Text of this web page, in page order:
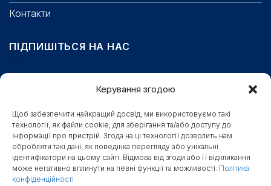
Керування згодою
Щоб забезпечити найкращий досвід, ми використовуємо такі
технології, як файли cookie, для зберігання та/або доступу до
інформації про пристрій. Згода на ці технології дозволить нам
обробляти такі дані, як поведінка перегляду або унікальні
ідентифікатори на цьому сайті. Відмова від згоди або її відкликання
може негативно вплинути на певні функції та можливості. Політика
конфіденційності
Контакти
ПІДПИШІТЬСЯ НА НАС
Поле обов’язкове для заповнення.
Станьте першими, хто отримає бонуси, новини та
доступ до секретних знижок